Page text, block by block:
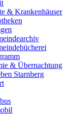
& Krankenhäuser
& Übernachtung
Starnberg